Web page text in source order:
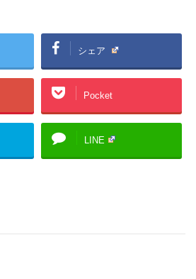
シェア
Pocket
LINE